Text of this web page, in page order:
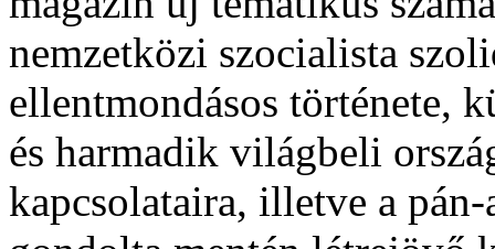
nemzetközi szocialista
ellentmondásos története,
és harmadik világbeli
kapcsolataira, illetve a